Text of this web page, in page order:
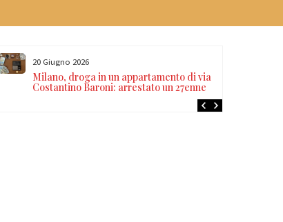
20 Giugno 2026
Milano, droga in un appartamento di via
Costantino Baroni: arrestato un 27enne